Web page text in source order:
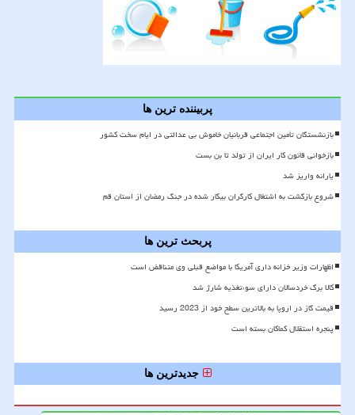
پربیننده ترین ها
بازنشستگان تأمین اجتماعی قربانیان خاموش بی عدالتی در ایام سخت کشور
بازخوانی قانون کار ایران از تولد تا بن بست
یارانه واریز شد
شروع بازگشت به اشتغال کارگران بیکار شده در جنگ رمضان از استان قم
پربحث ترین ها
اظهارات وزیر خزانه داری آمریکا با مواضع قبلی وی متناقض است
کالا برگ خردسالان دارای سوءتغذیه شارژ شد
قیمت گاز در اروپا به بالاترین سطح خود از 2023 رسید
پنجره استقلال کماکان بسته است
جدیدترین ها